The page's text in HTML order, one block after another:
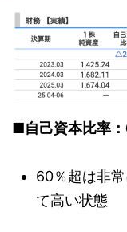
■自己資本比率
60％超は非
て高い状態